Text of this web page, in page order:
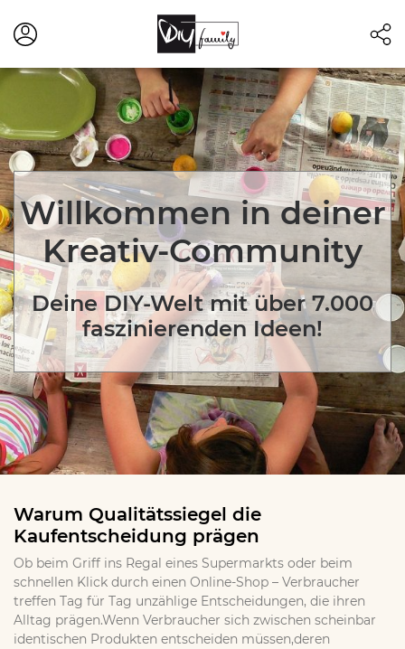
Willkommen in deiner
Kreativ-Community
Deine DIY-Welt mit über 7.000
faszinierenden Ideen!
Warum Qualitätssiegel die
Kaufentscheidung prägen
Ob beim Griff ins Regal eines Supermarkts oder beim
schnellen Klick durch einen Online-Shop – Verbraucher
treffen Tag für Tag unzählige Entscheidungen, die ihren
Alltag prägen.Wenn Verbraucher sich zwischen scheinbar
identischen Produkten entscheiden müssen,deren